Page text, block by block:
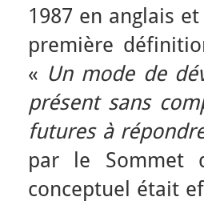
1987 en anglais
première
« Un mode de
présent sans
futures à
par le Sommet
conceptuel était